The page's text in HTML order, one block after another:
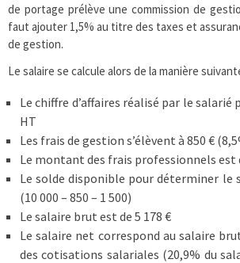
de portage prélève une commission de
faut ajouter 1,5% au titre des taxes et
de gestion.
Le salaire se calcule alors de la manière
Le chiffre d’affaires réalisé par le salarié
HT
Les frais de gestion s’élèvent à 850 €
Le montant des frais professionnels est
Le solde disponible pour déterminer le
(10 000 – 850 – 1 500)
Le salaire brut est de 5 178 €
Le salaire net correspond au salaire
des cotisations salariales (20,9% du